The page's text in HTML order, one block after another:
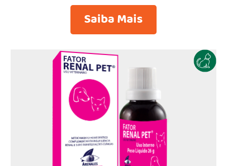
Saiba Mais